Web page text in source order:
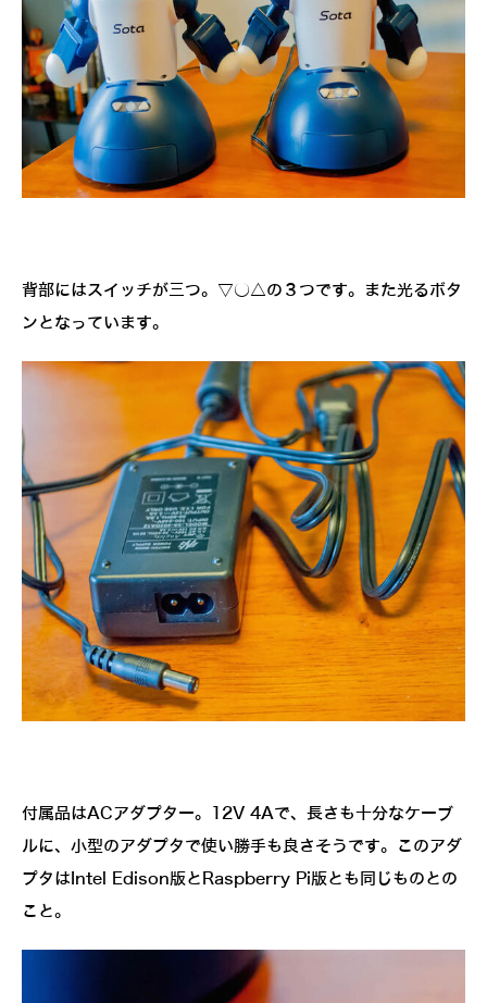
背部にはスイッチが三つ。▽○△の３つです。また光るボタ
ンとなっています。
付属品はACアダプター。12V 4Aで、長さも十分なケーブ
ルに、小型のアダプタで使い勝手も良さそうです。このアダ
プタはIntel Edison版とRaspberry Pi版とも同じものとの
こと。